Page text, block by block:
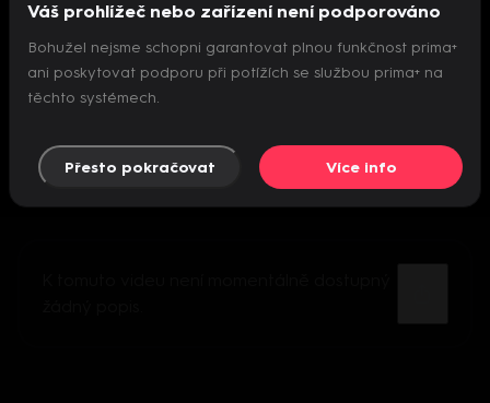
Nepodařilo se inicializovat přehrávač
Váš prohlížeč nebo zařízení není podporováno
Bohužel nejsme schopni garantovat plnou funkčnost prima+
ani poskytovat podporu při potížích se službou prima+ na
těchto systémech.
Přesto pokračovat Více info